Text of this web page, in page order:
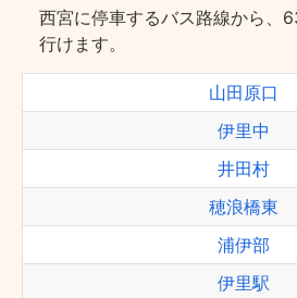
西宮に停車するバス路線から、
行けます。
山田原口
伊里中
井田村
穂浪橋東
浦伊部
伊里駅